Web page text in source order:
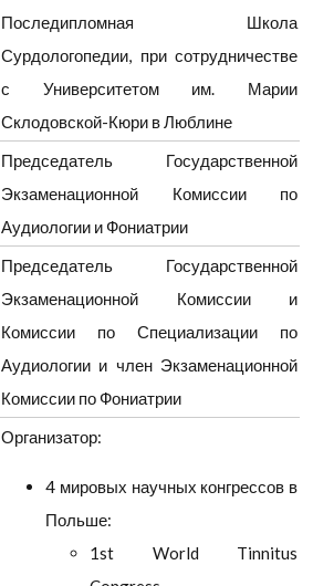
Последипломная Школа
Сурдологопедии, при сотрудничестве
с Университетом им. Марии
Склодовской-Кюри в Люблине
Председатель Государственной
Экзаменационной Комиссии по
Аудиологии и Фониатрии
Председатель Государственной
Экзаменационной Комиссии и
Комиссии по Специализации по
Аудиологии и член Экзаменационной
Комиссии по Фониатрии
Организатор:
4 мировых научных конгрессов в
Польше:
1st World Tinnitus